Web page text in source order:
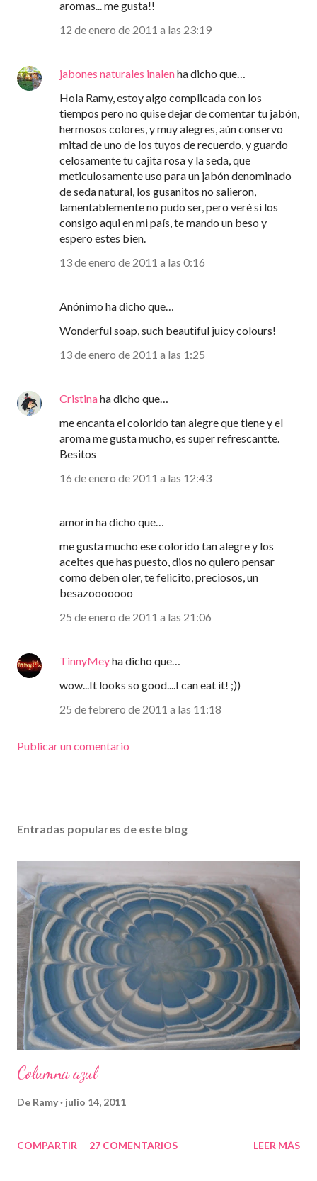
aromas... me gusta!!
12 de enero de 2011 a las 23:19
jabones naturales inalenha dicho que…
Hola Ramy, estoy algo complicada con los
tiempos pero no quise dejar de comentar tu jabón,
hermosos colores, y muy alegres, aún conservo
mitad de uno de los tuyos de recuerdo, y guardo
celosamente tu cajita rosa y la seda, que
meticulosamente uso para un jabón denominado
de seda natural, los gusanitos no salieron,
lamentablemente no pudo ser, pero veré si los
consigo aqui en mi país, te mando un beso y
espero estes bien.
13 de enero de 2011 a las 0:16
Anónimo ha dicho que…
Wonderful soap, such beautiful juicy colours!
13 de enero de 2011 a las 1:25
Cristinaha dicho que…
me encanta el colorido tan alegre que tiene y el
aroma me gusta mucho, es super refrescantte.
Besitos
16 de enero de 2011 a las 12:43
amorin ha dicho que…
me gusta mucho ese colorido tan alegre y los
aceites que has puesto, dios no quiero pensar
como deben oler, te felicito, preciosos, un
besazooooooo
25 de enero de 2011 a las 21:06
TinnyMeyha dicho que…
wow...It looks so good....I can eat it! ;))
25 de febrero de 2011 a las 11:18
Publicar un comentario
Entradas populares de este blog
Columna azul
De Ramy julio 14, 2011
COMPARTIR 27 COMENTARIOS LEER MÁS